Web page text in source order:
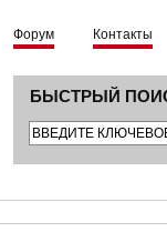
Форум Контакты
БЫСТРЫЙ